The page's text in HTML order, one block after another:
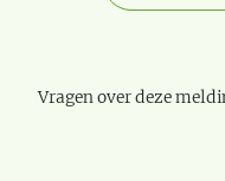
Vragen over deze